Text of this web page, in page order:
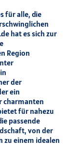
für alle, die
hat es sich zur
Region
der
ein
charmanten
für nahezu
passende
von der
zu einem idealen